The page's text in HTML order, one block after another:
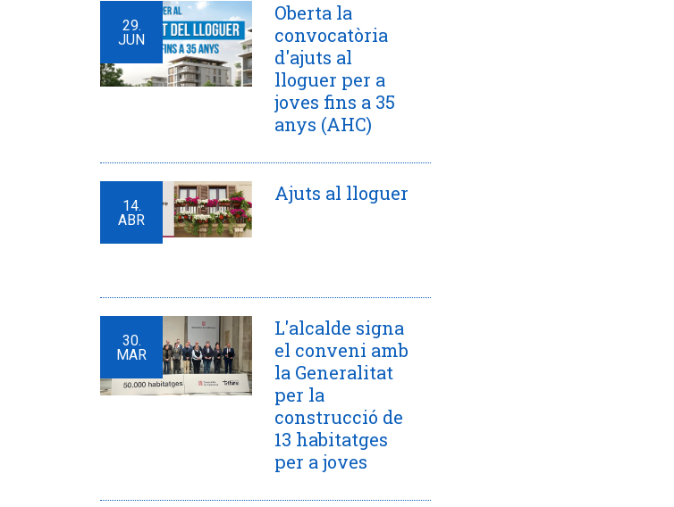
29.
JUN
Oberta la
convocatòria
d'ajuts al
lloguer per a
joves fins a 35
anys (AHC)
14.
ABR
Ajuts al lloguer
30.
MAR
L'alcalde signa
el conveni amb
la Generalitat
per la
construcció de
13 habitatges
per a joves